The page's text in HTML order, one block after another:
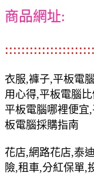
商品網址:
衣服,褲子,平板電
用心得,平板電腦
平板電腦哪裡便宜
板電腦採購指南
花店,網路花店,泰
險,租車,分紅保單,